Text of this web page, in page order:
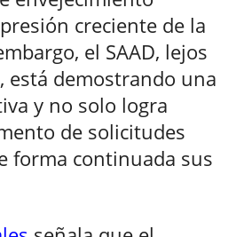
creciente de la
el SAAD, lejos
está demostrando una
y no solo logra
de solicitudes
forma continuada sus